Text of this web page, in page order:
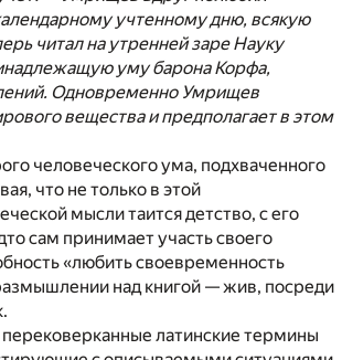
учтенному дню, всякую
читал на утренней заре Науку
уму барона Корфа,
Одновременно Умрищев
вещества и предполагает в этом
человеческого ума, подхваченного
что не только в этой
мысли таится детство, с его
сам принимает участь своего
«любить своевременность
над книгой — жив, посреди
латинские термины